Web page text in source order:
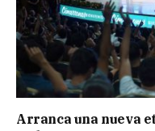
Arranca una nueva